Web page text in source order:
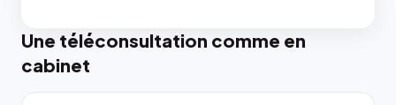
Une téléconsultation comme en
cabinet